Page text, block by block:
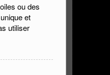
ou des
et
utiliser